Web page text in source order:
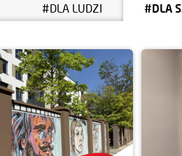
#DLA LUDZI #DLA